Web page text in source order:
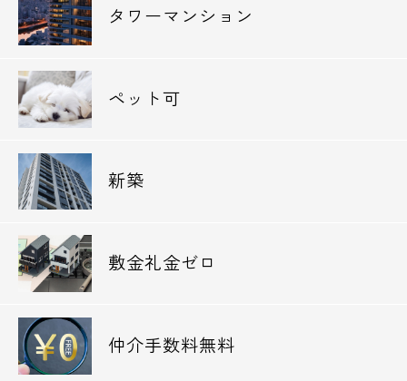
○ドラッグストア○
サンドラッグ・・244m
ドラッグストアスマイル・・469m
三栄の家具・・551m
○レンタルビデオ○
ゲオ・・429m
○飲食店○
ほっともっと・・111m
ミスタードーナツ・・192m
なか卯・・213m
タワーマンション
ペット可
新築
敷金礼金ゼロ
仲介手数料無料